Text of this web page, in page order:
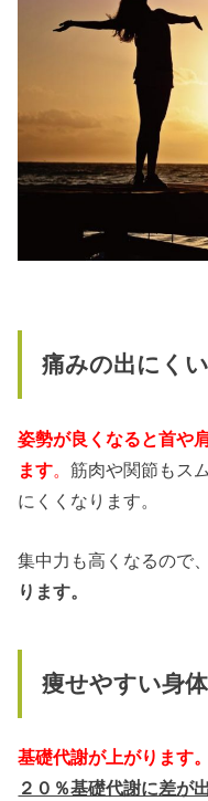
痛みの出にく
姿勢が良くなると首や
ます。筋肉や関節もス
にくくなります。
集中力も高くなるので
ります。
痩せやすい身
基礎代謝が上がります
２０％基礎代謝に差が